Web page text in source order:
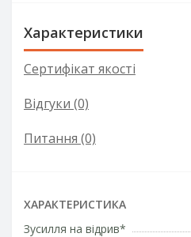
Характеристики
Сертифікат якості
Відгуки (0)
Питання (0)
ХАРАКТЕРИСТИКА
Зусилля на відрив*